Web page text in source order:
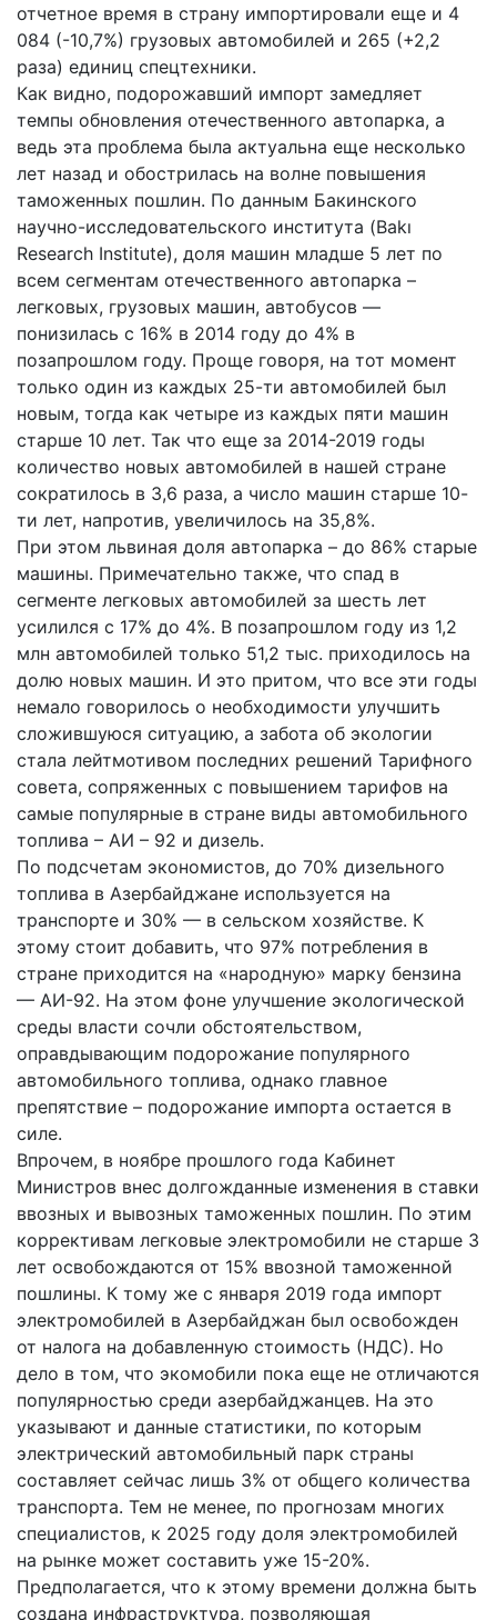
отчетное время в страну импортировали еще и 4
084 (-10,7%) грузовых автомобилей и 265 (+2,2
раза) единиц спецтехники.
Как видно, подорожавший импорт замедляет
темпы обновления отечественного автопарка, а
ведь эта проблема была актуальна еще несколько
лет назад и обострилась на волне повышения
таможенных пошлин. По данным Бакинского
научно-исследовательского института (Bakı
Research Institute), доля машин младше 5 лет по
всем сегментам отечественного автопарка –
легковых, грузовых машин, автобусов —
понизилась с 16% в 2014 году до 4% в
позапрошлом году. Проще говоря, на тот момент
только один из каждых 25-ти автомобилей был
новым, тогда как четыре из каждых пяти машин
старше 10 лет. Так что еще за 2014-2019 годы
количество новых автомобилей в нашей стране
сократилось в 3,6 раза, а число машин старше 10-
ти лет, напротив, увеличилось на 35,8%.
При этом львиная доля автопарка – до 86% старые
машины. Примечательно также, что спад в
сегменте легковых автомобилей за шесть лет
усилился с 17% до 4%. В позапрошлом году из 1,2
млн автомобилей только 51,2 тыс. приходилось на
долю новых машин. И это притом, что все эти годы
немало говорилось о необходимости улучшить
сложившуюся ситуацию, а забота об экологии
стала лейтмотивом последних решений Тарифного
совета, сопряженных с повышением тарифов на
самые популярные в стране виды автомобильного
топлива – АИ – 92 и дизель.
По подсчетам экономистов, до 70% дизельного
топлива в Азербайджане используется на
транспорте и 30% — в сельском хозяйстве. К
этому стоит добавить, что 97% потребления в
стране приходится на «народную» марку бензина
— АИ-92. На этом фоне улучшение экологической
среды власти сочли обстоятельством,
оправдывающим подорожание популярного
автомобильного топлива, однако главное
препятствие – подорожание импорта остается в
силе.
Впрочем, в ноябре прошлого года Кабинет
Министров внес долгожданные изменения в ставки
ввозных и вывозных таможенных пошлин. По этим
коррективам легковые электромобили не старше 3
лет освобождаются от 15% ввозной таможенной
пошлины. К тому же с января 2019 года импорт
электромобилей в Азербайджан был освобожден
от налога на добавленную стоимость (НДС). Но
дело в том, что экомобили пока еще не отличаются
популярностью среди азербайджанцев. На это
указывают и данные статистики, по которым
электрический автомобильный парк страны
составляет сейчас лишь 3% от общего количества
транспорта. Тем не менее, по прогнозам многих
специалистов, к 2025 году доля электромобилей
на рынке может составить уже 15-20%.
Предполагается, что к этому времени должна быть
создана инфраструктура, позволяющая